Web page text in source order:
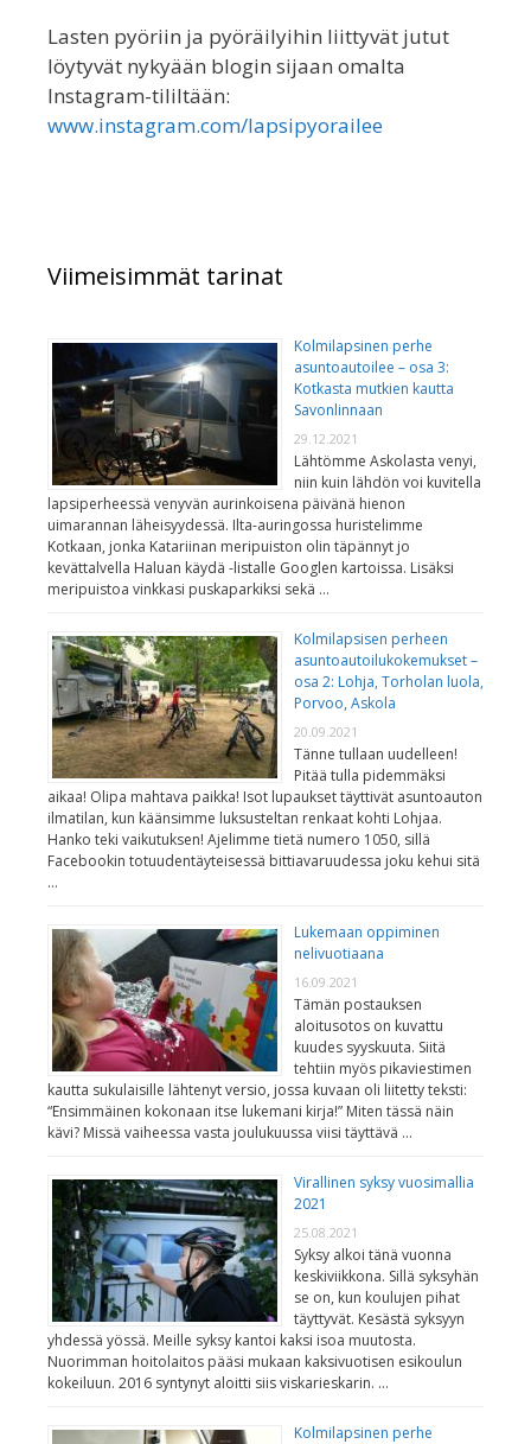
Lasten pyöriin ja pyöräilyihin liittyvät jutut
löytyvät nykyään blogin sijaan omalta
Instagram-tililtään:
www.instagram.com/lapsipyorailee
Viimeisimmät tarinat
Kolmilapsinen perhe
asuntoautoilee – osa 3:
Kotkasta mutkien kautta
Savonlinnaan
29.12.2021
Lähtömme Askolasta venyi,
niin kuin lähdön voi kuvitella
lapsiperheessä venyvän aurinkoisena päivänä hienon
uimarannan läheisyydessä. Ilta-auringossa huristelimme
Kotkaan, jonka Katariinan meripuiston olin täpännyt jo
kevättalvella Haluan käydä -listalle Googlen kartoissa. Lisäksi
meripuistoa vinkkasi puskaparkiksi sekä …
Kolmilapsisen perheen
asuntoautoilukokemukset –
osa 2: Lohja, Torholan luola,
Porvoo, Askola
20.09.2021
Tänne tullaan uudelleen!
Pitää tulla pidemmäksi
aikaa! Olipa mahtava paikka! Isot lupaukset täyttivät asuntoauton
ilmatilan, kun käänsimme luksusteltan renkaat kohti Lohjaa.
Hanko teki vaikutuksen! Ajelimme tietä numero 1050, sillä
Facebookin totuudentäyteisessä bittiavaruudessa joku kehui sitä
…
Lukemaan oppiminen
nelivuotiaana
16.09.2021
Tämän postauksen
aloitusotos on kuvattu
kuudes syyskuuta. Siitä
tehtiin myös pikaviestimen
kautta sukulaisille lähtenyt versio, jossa kuvaan oli liitetty teksti:
“Ensimmäinen kokonaan itse lukemani kirja!” Miten tässä näin
kävi? Missä vaiheessa vasta joulukuussa viisi täyttävä …
Virallinen syksy vuosimallia
2021
25.08.2021
Syksy alkoi tänä vuonna
keskiviikkona. Sillä syksyhän
se on, kun koulujen pihat
täyttyvät. Kesästä syksyyn
yhdessä yössä. Meille syksy kantoi kaksi isoa muutosta.
Nuorimman hoitolaitos pääsi mukaan kaksivuotisen esikoulun
kokeiluun. 2016 syntynyt aloitti siis viskarieskarin. …
Kolmilapsinen perhe